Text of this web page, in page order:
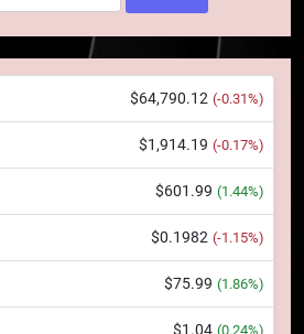
$64,790.12 (-0.31%)
$1,914.19 (-0.17%)
$601.99 (1.44%)
$0.1982 (-1.15%)
$75.99 (1.86%)
(0.24%)
Squid a strâns 6 milioane de
dolari cu sprijinul Ripple, apoi a
pierdut jumătate din aceștia
într-un atac cibernetic în mai
Banii digitali și arhitectura
încrederii: O nouă viziune asupra
banilor în era digitală